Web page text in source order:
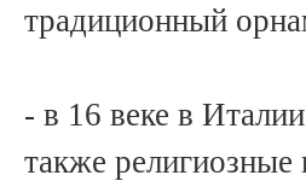
традиционный
- в 16 веке в
также